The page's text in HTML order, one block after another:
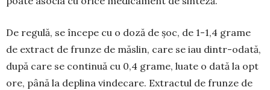
De regulă, se începe cu o doză de șoc, de 1-1,4 grame
de extract de frunze de măslin, care se iau dintr-odată,
după care se continuă cu 0,4 grame, luate o dată la opt
ore, până la deplina vindecare. Extractul de frunze de